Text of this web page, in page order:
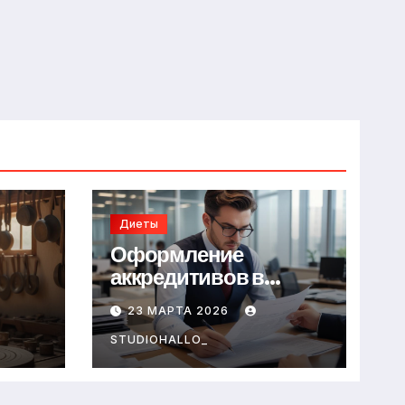
Диеты
Оформление
аккредитивов в
международной
торговле
23 МАРТА 2026
STUDIOHALLO_